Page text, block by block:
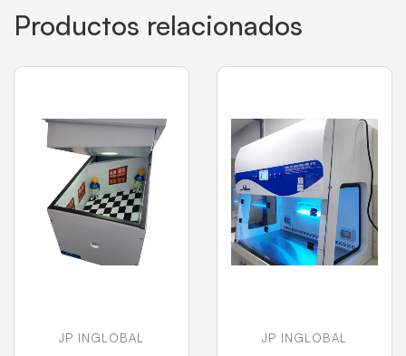
Productos relacionados
JP INGLOBAL JP INGLOBAL